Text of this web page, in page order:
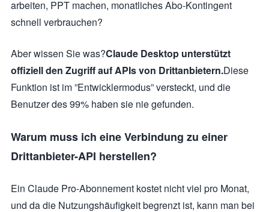
arbeiten, PPT machen, monatliches Abo-Kontingent
schnell verbrauchen?
Aber wissen Sie was?Claude Desktop unterstützt
offiziell den Zugriff auf APIs von Drittanbietern.Diese
Funktion ist im ”Entwicklermodus” versteckt, und die
Benutzer des 99% haben sie nie gefunden.
Warum muss ich eine Verbindung zu einer
Drittanbieter-API herstellen?
Ein Claude Pro-Abonnement kostet nicht viel pro Monat,
und da die Nutzungshäufigkeit begrenzt ist, kann man bei